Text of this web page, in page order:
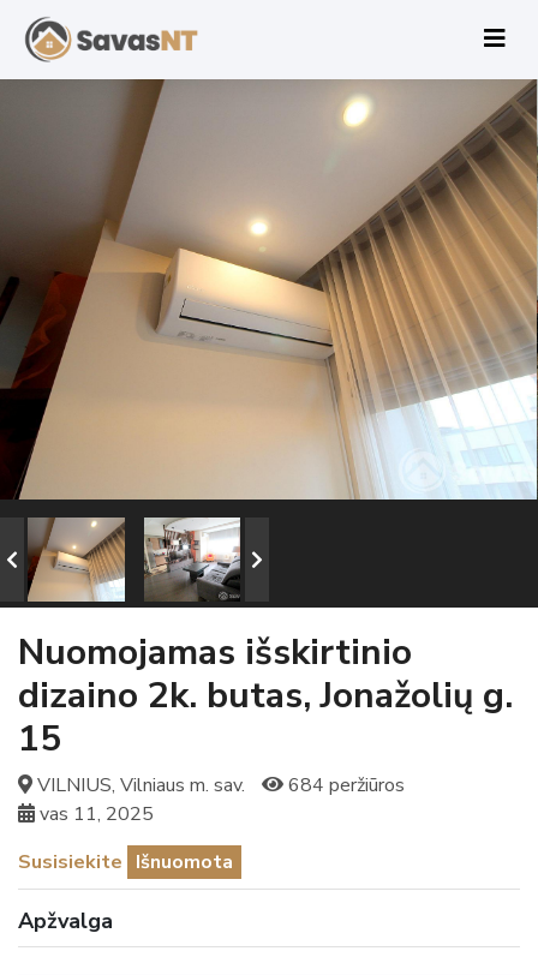
Nuomojamas išskirtinio
dizaino 2k. butas, Jonažolių g.
15
VILNIUS, Vilniaus m. sav.
684 peržiūros
vas 11, 2025
Susisiekite Išnuomota
Apžvalga